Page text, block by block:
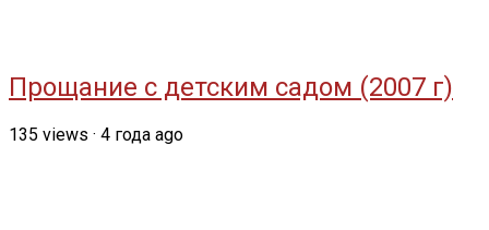
Прощание с детским садом (2007 г)
135 views · 4 года ago